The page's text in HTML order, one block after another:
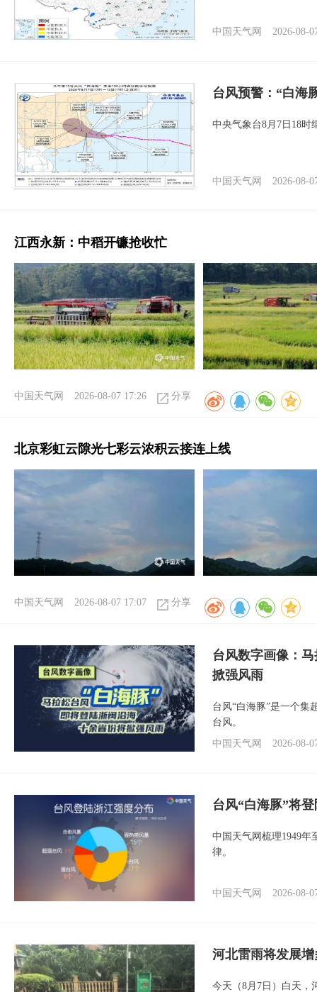
中国天气网 2026-08-
台风预警：“白海
中央气象台8月7日18时
中国天气网 2026-08-
江西永新：中稻开镰抢收忙
中国天气网 2026-08-07 17:26 分享
北京彩虹云隙光七彩云浓积云接连上线
中国天气网 2026-08-07 17:07 分享
台风数字画像：
掀强风雨
台风“白海豚”是一个集
台风。
中国天气网
2026-08-
台风“白海豚”将
中国天气网梳理1949年
律。
中国天气网 2026-08-
河北雷雨将发展
今天（8月7日）白天，